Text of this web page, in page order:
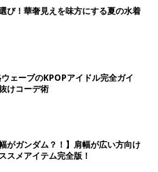
び！華奢見えを味方にする夏の水着
ウェーブのKPOPアイドル完全ガイ
けコーデ術
がガンダム？！】肩幅が広い方向け
スメアイテム完全版！